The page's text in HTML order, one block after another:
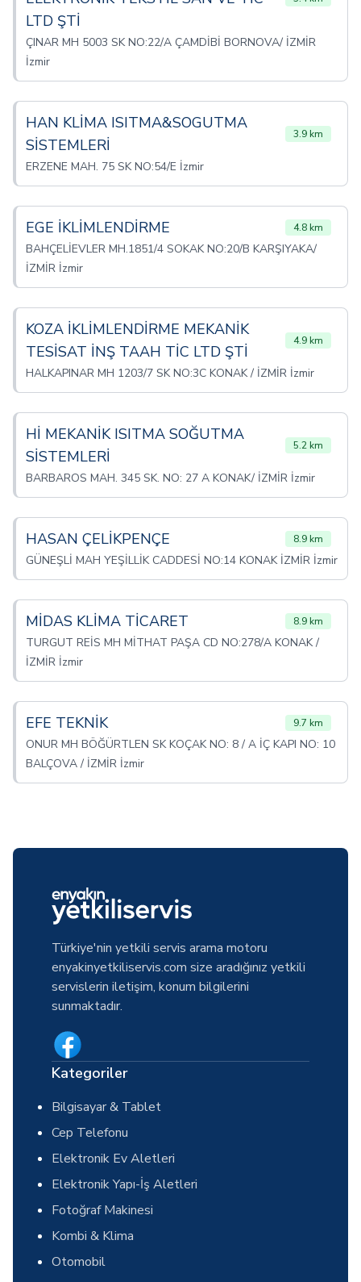
LTD ŞTİ
ÇINAR MH 5003 SK NO:22/A ÇAMDİBİ BORNOVA/ İZMİR
İzmir
HAN KLİMA ISITMA&SOGUTMA
SİSTEMLERİ
3.9 km
ERZENE MAH. 75 SK NO:54/E İzmir
EGE İKLİMLENDİRME 4.8 km
BAHÇELİEVLER MH.1851/4 SOKAK NO:20/B KARŞIYAKA/
İZMİR İzmir
KOZA İKLİMLENDİRME MEKANİK
TESİSAT İNŞ TAAH TİC LTD ŞTİ
4.9 km
HALKAPINAR MH 1203/7 SK NO:3C KONAK / İZMİR İzmir
Hİ MEKANİK ISITMA SOĞUTMA
SİSTEMLERİ
5.2 km
BARBAROS MAH. 345 SK. NO: 27 A KONAK/ İZMİR İzmir
HASAN ÇELİKPENÇE 8.9 km
GÜNEŞLİ MAH YEŞİLLİK CADDESİ NO:14 KONAK İZMİR İzmir
MİDAS KLİMA TİCARET 8.9 km
TURGUT REİS MH MİTHAT PAŞA CD NO:278/A KONAK /
İZMİR İzmir
EFE TEKNİK 9.7 km
ONUR MH BÖĞÜRTLEN SK KOÇAK NO: 8 / A İÇ KAPI NO: 10
BALÇOVA / İZMİR İzmir
Türkiye'nin yetkili servis arama motoru
enyakinyetkiliservis.com size aradığınız yetkili
servislerin iletişim, konum bilgilerini
sunmaktadır.
Kategoriler
Bilgisayar & Tablet
Cep Telefonu
Elektronik Ev Aletleri
Elektronik Yapı-İş Aletleri
Fotoğraf Makinesi
Kombi & Klima
Otomobil